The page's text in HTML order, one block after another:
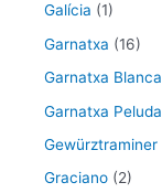
Galícia (1)
Garnatxa (16)
Garnatxa Blanca
Garnatxa Peluda
Gewürztraminer
Graciano (2)